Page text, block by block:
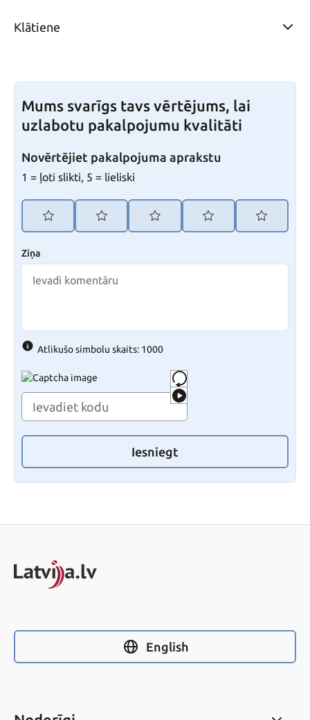
Klātiene
Mums svarīgs tavs vērtējums, lai
uzlabotu pakalpojumu kvalitāti
Novērtējiet pakalpojuma aprakstu
1 = ļoti slikti, 5 = lieliski
Ziņa
Atlikušo simbolu skaits: 1000
Iesniegt
English